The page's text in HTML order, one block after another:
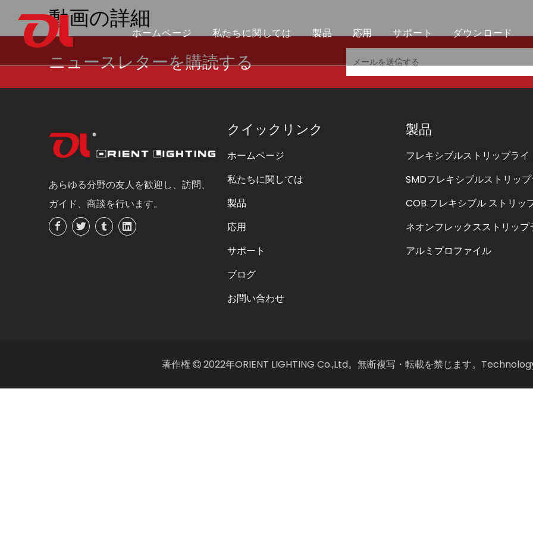
ホームページ 私たちに関しては 製品 応用 サポート ダウンロード
動画の詳細
ニュースレターを購読する
あらゆる分野の友人を歓迎し、訪問、
ガイド、商談を行います。
クイックリンク
ホームページ
私たちに関しては
製品
応用
サポート
ブログ
お問い合わせ
製品
フレキシブルストリップライ
SMDフレキシブルストリップ
COB フレキシブル ストリッ
ネオンフレックスストリップ
アルミプロファイル
著作権  2022年ORIENT LIGHTING Co.,Ltd。無断複写・転載を禁じます。